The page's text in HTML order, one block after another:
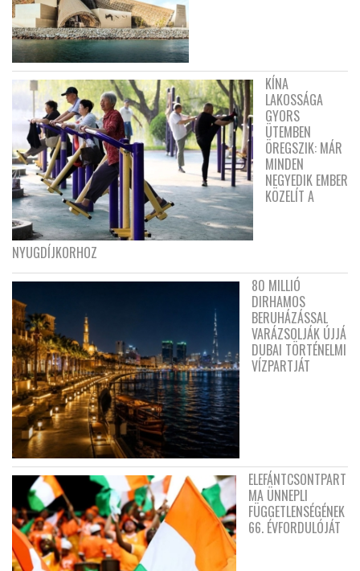
KÍNA
LAKOSSÁGA
GYORS
ÜTEMBEN
ÖREGSZIK: MÁR
MINDEN
NEGYEDIK EMBER
KÖZELÍT A
NYUGDÍJKORHOZ
80 MILLIÓ
DIRHAMOS
BERUHÁZÁSSAL
VARÁZSOLJÁK ÚJJÁ
DUBAI TÖRTÉNELMI
VÍZPARTJÁT
ELEFÁNTCSONTPART
MA ÜNNEPLI
FÜGGETLENSÉGÉNEK
66. ÉVFORDULÓJÁT